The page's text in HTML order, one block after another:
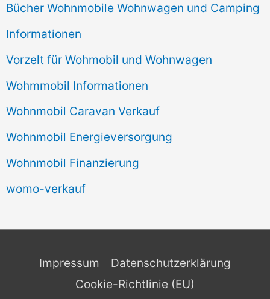
Bücher Wohnmobile Wohnwagen und Camping
Informationen
Vorzelt für Wohmobil und Wohnwagen
Wohmmobil Informationen
Wohnmobil Caravan Verkauf
Wohnmobil Energieversorgung
Wohnmobil Finanzierung
womo-verkauf
Impressum
Datenschutzerklärung
Cookie-Richtlinie (EU)